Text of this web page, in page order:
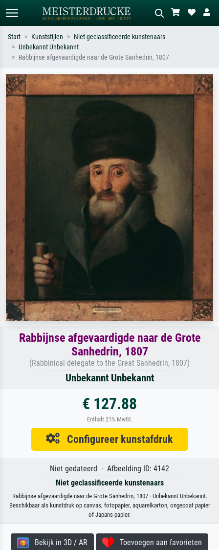
Standaard zoeken AI-beeldzoeker
Monet, Sterrennacht, impressionisme,
Hokusai-golf, naakt.
weide, abstract met veel rood, donker
olieverfschilderij, staand naakt naast
Start Kunststijlen
Niet geclassificeerde kunstenaars
Unbekannt Unbekannt
Rabbijnse afgevaardigde naar de Grote Sanhedrin, 1807
Rabbijnse afgevaardigde naar de Grote
Sanhedrin, 1807
(Rabbinical delegate to the Great Sanhedrin, 1807)
Unbekannt Unbekannt
€ 127.88
Enthält 21% MwSt.
Configureer kunstafdruk
Niet gedateerd · Afbeelding ID: 4142
Niet geclassificeerde kunstenaars
Rabbijnse afgevaardigde naar de Grote Sanhedrin, 1807 · Unbekannt Unbekannt.
Beschikbaar als kunstdruk op canvas, fotopapier, aquarelkarton, ongecoat papier
of Japans papier.
Bekijk in 3D / AR Toevoegen aan favorieten